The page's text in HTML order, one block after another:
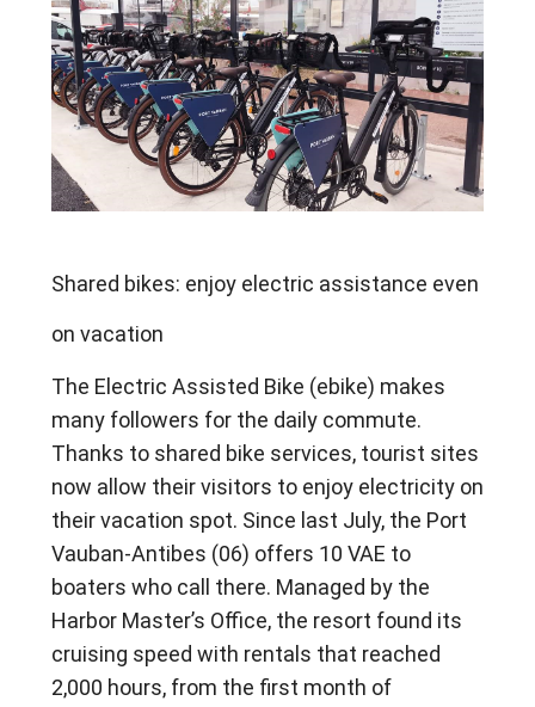
Shared bikes: enjoy electric assistance even
on vacation
The Electric Assisted Bike (ebike) makes
many followers for the daily commute.
Thanks to shared bike services, tourist sites
now allow their visitors to enjoy electricity on
their vacation spot. Since last July, the Port
Vauban-Antibes (06) offers 10 VAE to
boaters who call there. Managed by the
Harbor Master’s Office, the resort found its
cruising speed with rentals that reached
2,000 hours, from the first month of